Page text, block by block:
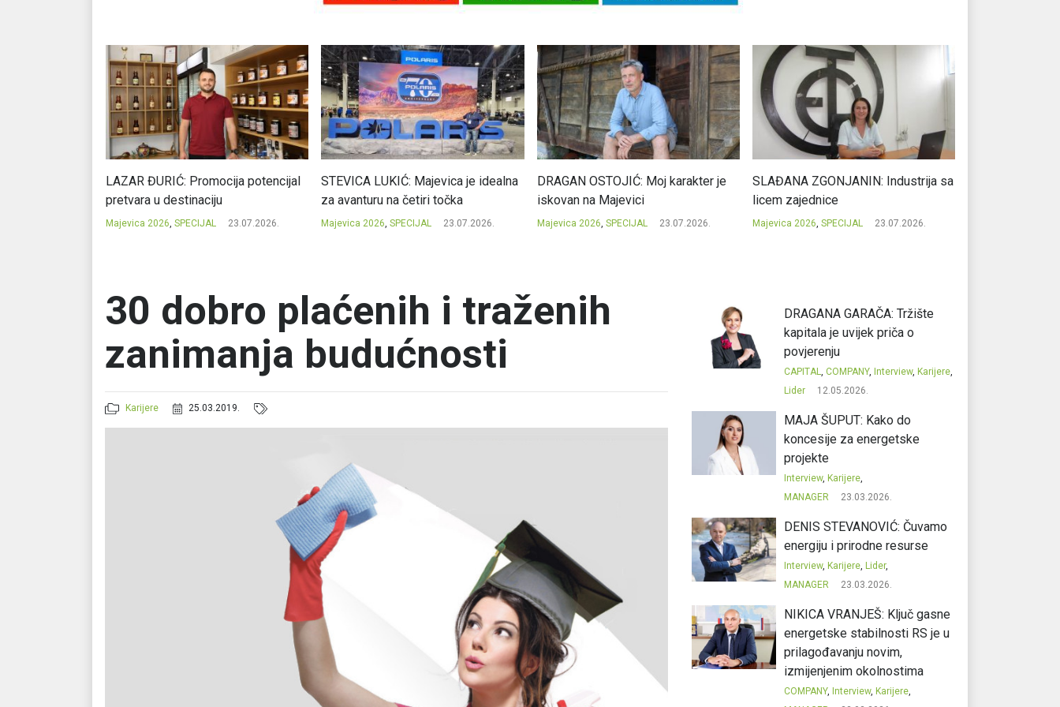
LAZAR ĐURIĆ: Promocija potencijal
pretvara u destinaciju
Majevica 2026, SPECIJAL 23.07.2026.
STEVICA LUKIĆ: Majevica je idealna
za avanturu na četiri točka
Majevica 2026, SPECIJAL 23.07.2026.
DRAGAN OSTOJIĆ: Moj karakter je
iskovan na Majevici
Majevica 2026, SPECIJAL 23.07.2026.
SLAĐANA ZGONJANIN: Industrija sa
licem zajednice
Majevica 2026, SPECIJAL 23.07.2026.
30 dobro plaćenih i traženih
zanimanja budućnosti
Karijere 25.03.2019.
DRAGANA GARAČA: Tržište
kapitala je uvijek priča o
povjerenju
CAPITAL,COMPANY, Interview, Karijere,
Lider
12.05.2026.
MAJA ŠUPUT: Kako do
koncesije za energetske
projekte
Interview, Karijere,
MANAGER
23.03.2026.
DENIS STEVANOVIĆ: Čuvamo
energiju i prirodne resurse
Interview, Karijere, Lider,
MANAGER
23.03.2026.
NIKICA VRANJEŠ: Ključ gasne
energetske stabilnosti RS je u
prilagođavanju novim,
izmijenjenim okolnostima
COMPANY, Interview, Karijere,